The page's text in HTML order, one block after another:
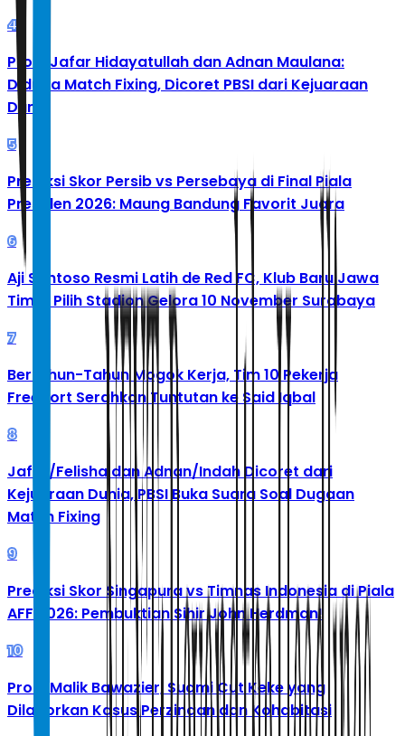
4
Profil Jafar Hidayatullah dan Adnan Maulana:
Diduga Match Fixing, Dicoret PBSI dari Kejuaraan
Dunia
5
Prediksi Skor Persib vs Persebaya di Final Piala
Presiden 2026: Maung Bandung Favorit Juara
6
Aji Santoso Resmi Latih de Red FC, Klub Baru Jawa
Timur Pilih Stadion Gelora 10 November Surabaya
7
Bertahun-Tahun Mogok Kerja, Tim 10 Pekerja
Freeport Serahkan Tuntutan ke Said Iqbal
8
Jafar/Felisha dan Adnan/Indah Dicoret dari
Kejuaraan Dunia, PBSI Buka Suara Soal Dugaan
Match Fixing
9
Prediksi Skor Singapura vs Timnas Indonesia di Piala
AFF 2026: Pembuktian Sihir John Herdman!
10
Profil Malik Bawazier, Suami Cut Keke yang
Dilaporkan Kasus Perzinaan dan Kohabitasi